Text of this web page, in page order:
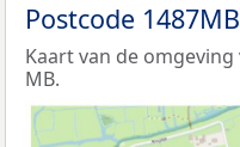
Postcode
Kaart van de
MB.